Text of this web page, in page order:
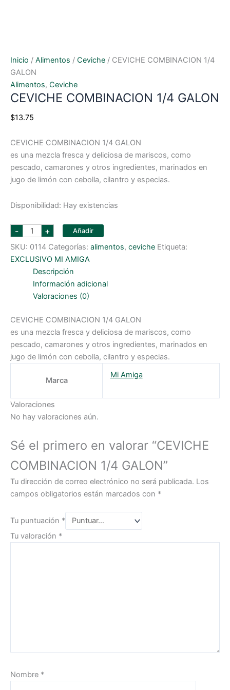
Inicio / Alimentos / Ceviche / CEVICHE COMBINACION 1/4
GALON
Alimentos, Ceviche
CEVICHE COMBINACION 1/4 GALON
$13.75
CEVICHE COMBINACION 1/4 GALON
es una mezcla fresca y deliciosa de mariscos, como
pescado, camarones y otros ingredientes, marinados en
jugo de limón con cebolla, cilantro y especias.
Disponibilidad: Hay existencias
- CEVICHE
COMBINACION
1/4
GALON
cantidad
+ Añadir
SKU: 0114 Categorías: alimentos, ceviche Etiqueta:
EXCLUSIVO MI AMIGA
Descripción
Información adicional
Valoraciones (0)
CEVICHE COMBINACION 1/4 GALON
es una mezcla fresca y deliciosa de mariscos, como
pescado, camarones y otros ingredientes, marinados en
jugo de limón con cebolla, cilantro y especias.
Marca
Mi Amiga
Valoraciones
No hay valoraciones aún.
Sé el primero en valorar “CEVICHE
COMBINACION 1/4 GALON”
Tu dirección de correo electrónico no será publicada. Los
campos obligatorios están marcados con *
Tu puntuación *
Tu valoración *
Nombre *